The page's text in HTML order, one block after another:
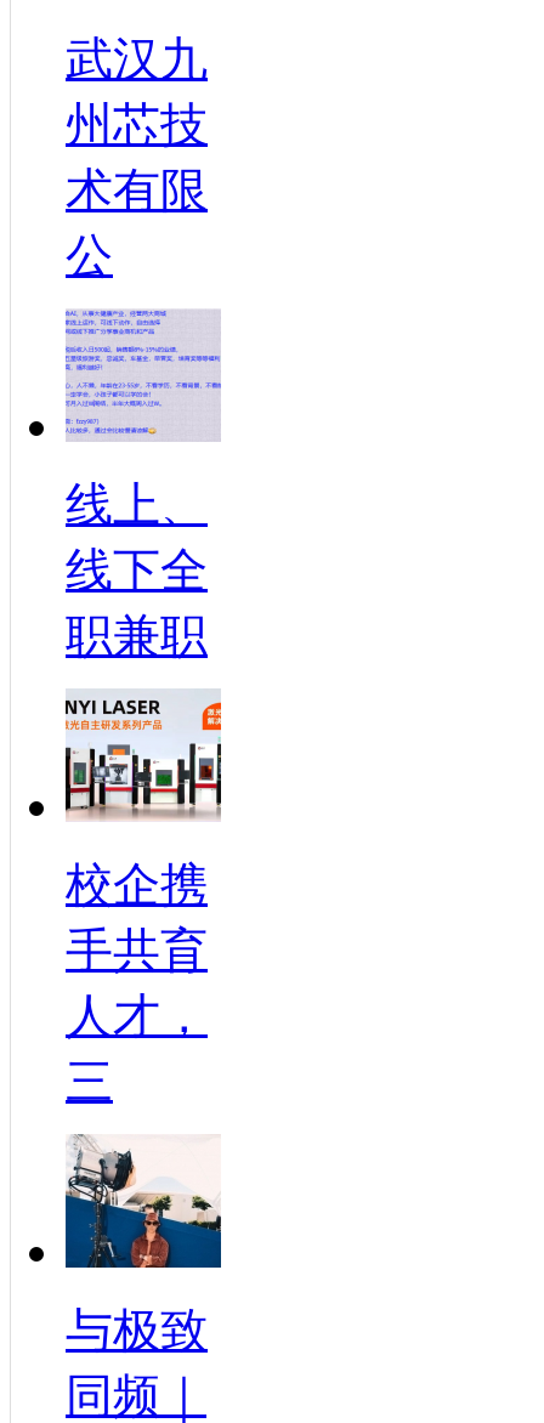
武汉九
州芯技
术有限
公
线上、
线下全
职兼职
校企携
手共育
人才，
三
与极致
同频｜